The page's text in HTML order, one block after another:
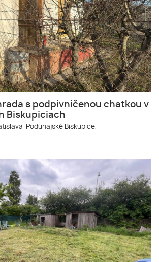
s podpivničenou chatkou v
Biskupiciach
Podunajské Biskupice,